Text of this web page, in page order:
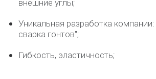
внешние углы;
Уникальная разработка
сварка гонтов";
Гибкость, эластичность;